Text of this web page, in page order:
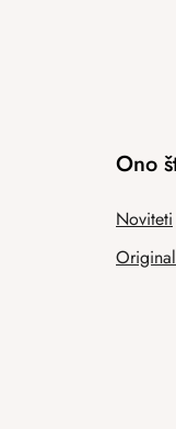
Ono
Noviteti